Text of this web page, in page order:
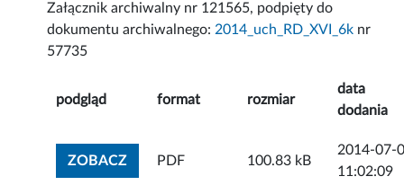
Załącznik archiwalny nr 121565, podpięty do
dokumentu archiwalnego: 2014_uch_RD_XVI_6k nr
57735
podgląd format rozmiar
data
dodania
ZOBACZZOBACZ ZAŁĄCZNIK
PDF 100.83 kB
2014-07-
11:02:09